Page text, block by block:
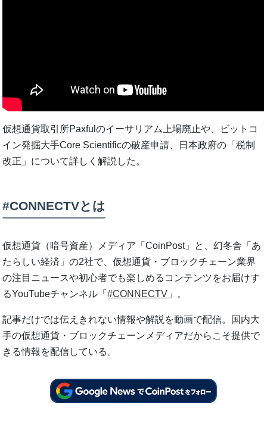
仮想通貨取引所Paxfulのイーサリアム上場廃止や、ビットコ
イン発掘大手Core Scientificの破産申請、日本政府の「税制
改正」について詳しく解説した。
#CONNECTVとは
仮想通貨（暗号資産）メディア「CoinPost」と、幻冬舎「あ
たらしい経済」の2社で、仮想通貨・ブロックチェーン業界
の注目ニュースや初心者でも楽しめるコンテンツをお届けす
るYouTubeチャンネル「#CONNECTV 」。
記事だけでは伝えきれない情報や解説を動画で配信。国内大
手の仮想通貨・ブロックチェーンメディアだからこそ提供で
きる情報を配信している。